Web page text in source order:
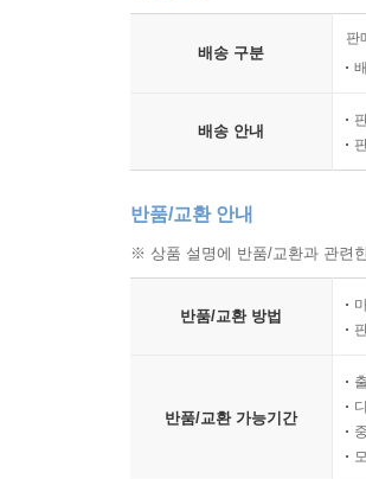
배송 구분
판
배송 안내
반품/교환 안내
※ 상품 설명에 반품/교환과 관련
반품/교환 방법
반품/교환 가능기간